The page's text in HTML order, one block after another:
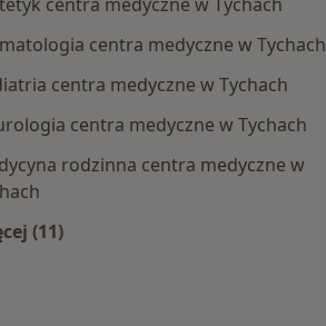
centra medyczne w Tychach
centra medyczne w Tychach
centra medyczne w Tychach
rodzinna centra medyczne w
(11)